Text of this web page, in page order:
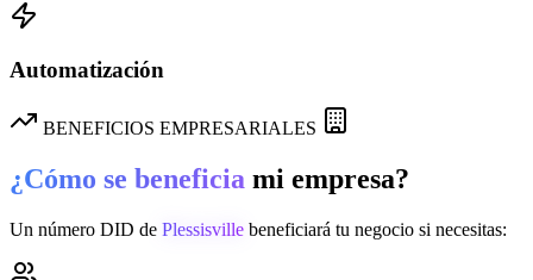
Automatización
BENEFICIOS EMPRESARIALES
¿Cómo se beneficia mi empresa?
Un número DID de Plessisville beneficiará tu negocio si necesitas: